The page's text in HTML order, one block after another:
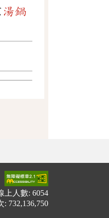
湯鍋
上人數: 6054
: 732,136,750